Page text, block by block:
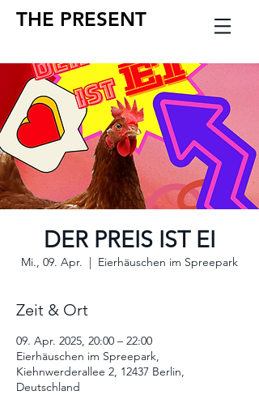
THE PRESENT
DER PREIS IST EI
Mi., 09. Apr.
  |
Eierhäuschen im Spreepark
Zeit & Ort
09. Apr. 2025, 20:00 – 22:00
Eierhäuschen im Spreepark,
Kiehnwerderallee 2, 12437 Berlin,
Deutschland